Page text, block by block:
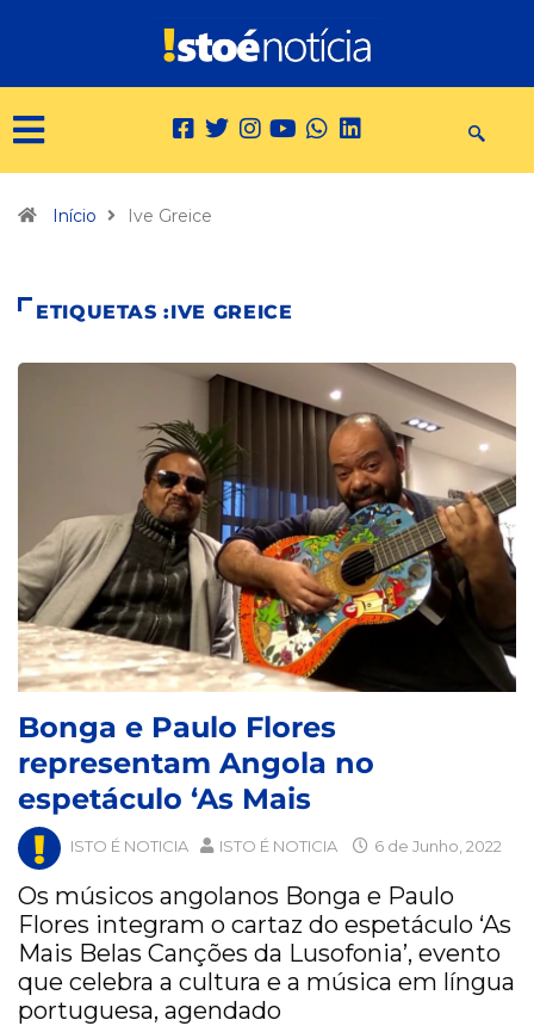
Início Ive Greice
ETIQUETAS :IVE GREICE
Bonga e Paulo Flores
representam Angola no
espetáculo ‘As Mais
ISTO É NOTICIA ISTO É NOTICIA 6 de Junho, 2022
Os músicos angolanos Bonga e Paulo
Flores integram o cartaz do espetáculo ‘As
Mais Belas Canções da Lusofonia’, evento
que celebra a cultura e a música em língua
portuguesa, agendado